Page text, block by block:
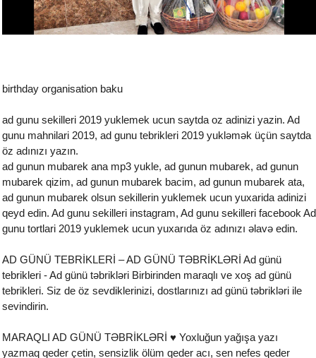
birthday organisation baku
ad gunu sekilleri 2019 yuklemek ucun saytda oz adinizi yazin. Ad
gunu mahnilari 2019, ad gunu tebrikleri 2019 yukləmək üçün saytda
öz adınızı yazın.
ad gunun mubarek ana mp3 yukle, ad gunun mubarek, ad gunun
mubarek qizim, ad gunun mubarek bacim, ad gunun mubarek ata,
ad gunun mubarek olsun sekillerin yuklemek ucun yuxarida adinizi
qeyd edin. Ad gunu sekilleri instagram, Ad gunu sekilleri facebook Ad
gunu tortlari 2019 yuklemek ucun yuxarıda öz adınızı əlavə edin.
AD GÜNÜ TEBRİKLERİ – AD GÜNÜ TƏBRİKLƏRİ Ad günü
tebrikleri - Ad günü təbrikləri Birbirinden maraqlı ve xoş ad günü
tebrikleri. Siz de öz sevdiklerinizi, dostlarınızı ad günü təbrikləri ile
sevindirin.
MARAQLI AD GÜNÜ TƏBRİKLƏRİ ♥ Yoxluğun yağışa yazı
yazmaq qeder çetin, sensizlik ölüm qeder acı, sen nefes qeder